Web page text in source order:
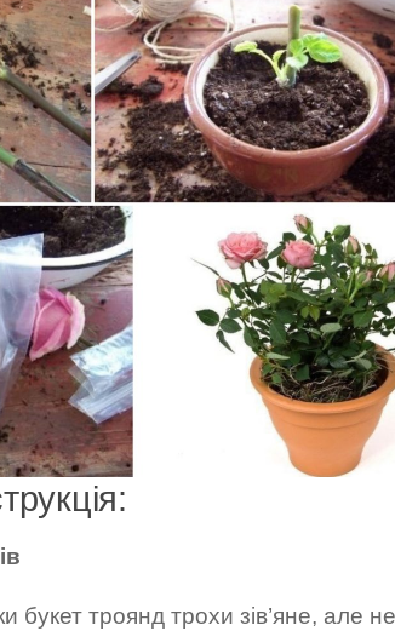
букет троянд трохи зів’яне, але не